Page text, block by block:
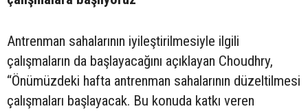
Antrenman sahalarının iyileştirilmesiyle ilgili
çalışmaların da başlayacağını açıklayan Choudhry,
“Önümüzdeki hafta antrenman sahalarının düzeltilmesi
çalışmaları başlayacak. Bu konuda katkı veren